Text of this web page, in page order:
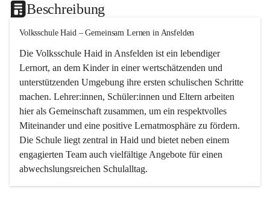
Beschreibung
Volksschule Haid – Gemeinsam Lernen in Ansfelden
Die Volksschule Haid in Ansfelden ist ein lebendiger
Lernort, an dem Kinder in einer wertschätzenden und
unterstützenden Umgebung ihre ersten schulischen Schritte
machen. Lehrer:innen, Schüler:innen und Eltern arbeiten
hier als Gemeinschaft zusammen, um ein respektvolles
Miteinander und eine positive Lernatmosphäre zu fördern.
Die Schule liegt zentral in Haid und bietet neben einem
engagierten Team auch vielfältige Angebote für einen
abwechslungsreichen Schulalltag.